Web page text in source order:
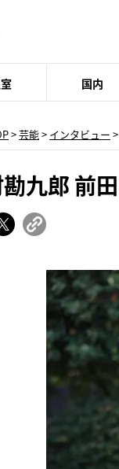
国内
>芸能> インタビュー
九郎 前